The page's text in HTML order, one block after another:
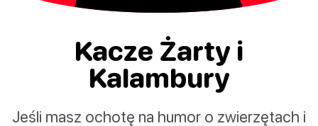
Kacze Żarty i
Kalambury
Jeśli masz ochotę na humor o zwierzętach i